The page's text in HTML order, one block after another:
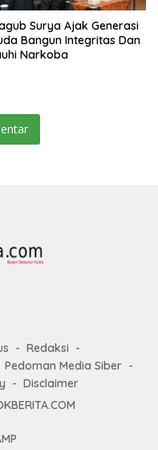
Surya Ajak Generasi
Bangun Integritas Dan
Narkoba
Redaksi
Pedoman Media Siber
Disclaimer